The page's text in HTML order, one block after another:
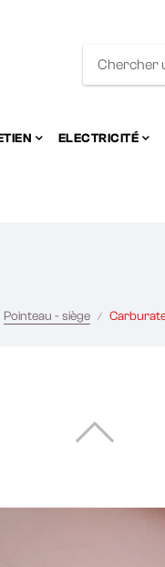
ELECTRICITÉ
Pointeau - siège